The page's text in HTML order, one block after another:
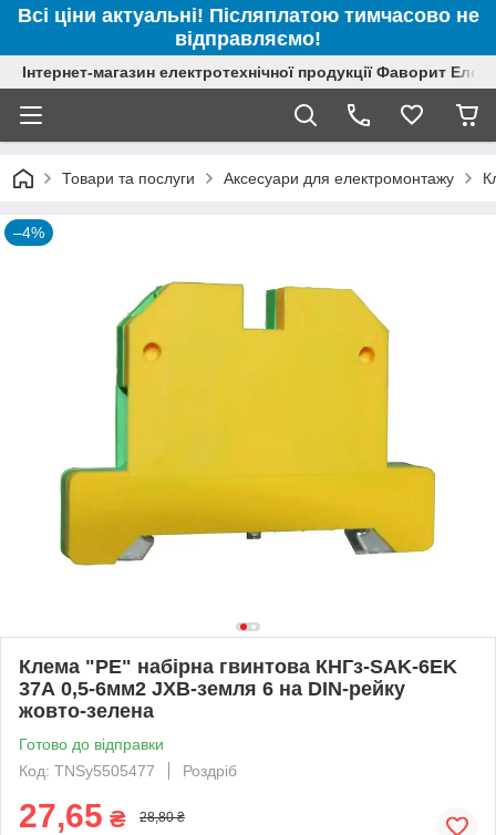
Всі ціни актуальні! Післяплатою тимчасово не
відправляємо!
Інтернет-магазин електротехнічної продукції Фаворит
Товари та послуги Аксесуари для електромонтажу
–4%
Клема "PE" набірна гвинтова КНГз-SAK-6EK
37А 0,5-6мм2 JXB-земля 6 на DIN-рейку
жовто-зелена
Готово до відправки
Код: TNSy5505477
Роздріб
27,65 ₴ 28,80 ₴